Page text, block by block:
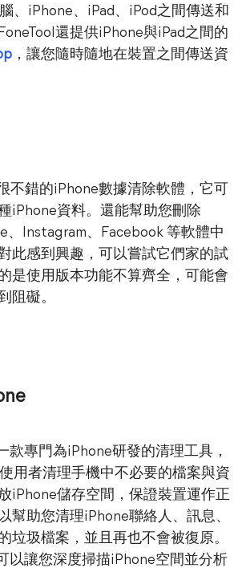
、iPhone、iPad、iPod之間傳送和
還提供iPhone與iPad之間的
，讓您隨時隨地在裝置之間傳送資
不錯的iPhone數據清除軟體，它可
iPhone資料。還能幫助您刪除
、Instagram、Facebook 等軟體中
此感到興趣，可以嘗試它們家的試
是使用版本功能不算齊全，可能會
阻礙。
款專門為iPhone研發的清理工具，
用者清理手機中不必要的檔案與資
iPhone儲存空間，保證裝置運作正
幫助您清理iPhone聯絡人、訊息、
垃圾檔案，並且再也不會被復原。
以讓您深度掃描iPhone空間並分析